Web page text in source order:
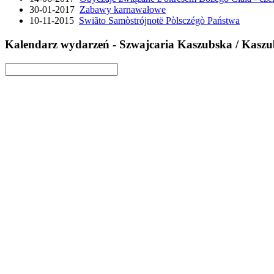
30-01-2017 Zabawy karnawałowe
10-11-2015 Swiãto Samòstrójnotë Pòlsczégò Państwa
Kalendarz wydarzeń - Szwajcaria Kaszubska /